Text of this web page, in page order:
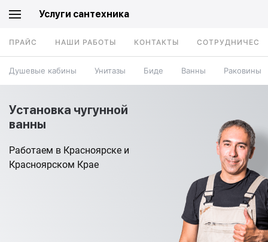
Услуги сантехника
ПРАЙС НАШИ РАБОТЫ КОНТАКТЫ
Душевые кабины Унитазы Биде Ванны Раковины
Установка чугунной
ванны
Работаем в Красноярске и
Красноярском Крае